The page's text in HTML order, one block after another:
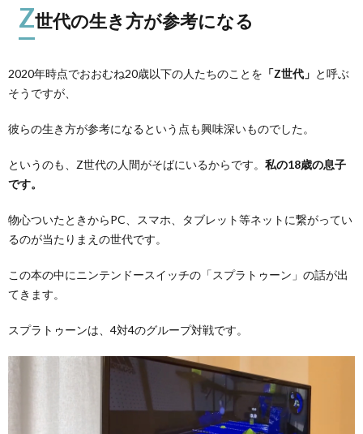
Z世代の生き方が参考になる
2020年時点でおおむね20歳以下の人たちのことを 「Z世代」 と呼ぶ
そうですが、
彼らの生き方が参考になるという点も興味深いものでした。
というのも、Z世代の人間がそばにいるからです。 私の18歳の息子
です。
物心ついたときからPC、スマホ、タブレット等ネットに繋がってい
るのが当たりまえの世代です。
この本の中にニンテンドースイッチの「スプラトゥーン」の話が出
てきます。
スプラトゥーンは、4対4のグループ対戦です。